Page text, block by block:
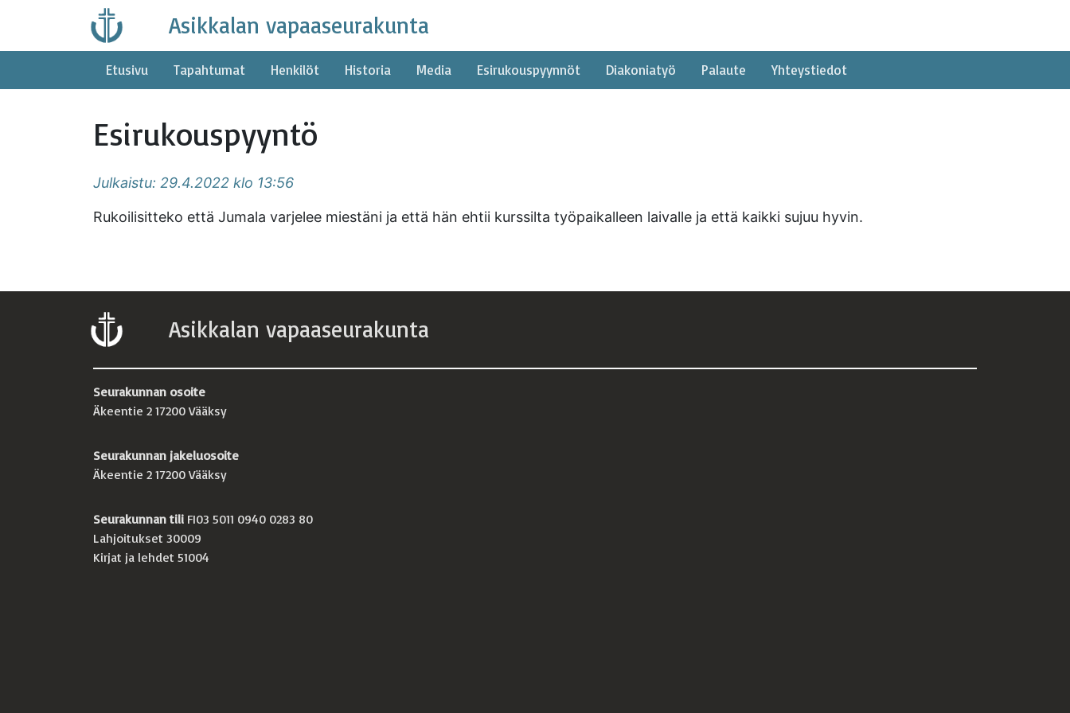
content
Asikkalan vapaaseurakunta
Etusivu Tapahtumat Henkilöt Historia Media Esirukouspyynnöt Diakoniatyö Palaute Yhteystiedot
Esirukouspyyntö
Julkaistu: 29.4.2022 klo 13:56
Rukoilisitteko että Jumala varjelee miestäni ja että hän ehtii kurssilta työpaikalleen laivalle ja että kaikki sujuu hyvin.
Asikkalan vapaaseurakunta
Seurakunnan osoite
Äkeentie 2 17200 Vääksy
Seurakunnan jakeluosoite
Äkeentie 2 17200 Vääksy
Seurakunnan tili FI03 5011 0940 0283 80
Lahjoitukset 30009
Kirjat ja lehdet 51004